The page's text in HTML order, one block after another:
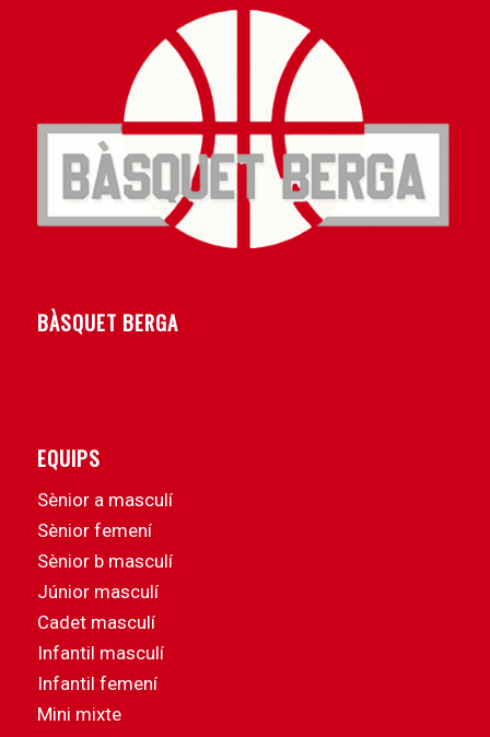
BÀSQUET BERGA
EQUIPS
Sènior a masculí
Sènior femení
Sènior b masculí
Júnior masculí
Cadet masculí
Infantil masculí
Infantil femení
Mini mixte